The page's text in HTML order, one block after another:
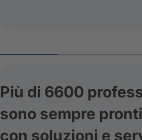
Più di 6600
sono sempre
con soluzioni e